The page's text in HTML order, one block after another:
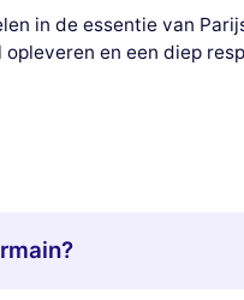
in de essentie van
en een diep